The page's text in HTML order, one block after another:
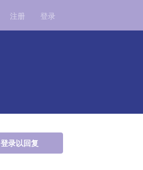
注册 登录
登录以回复